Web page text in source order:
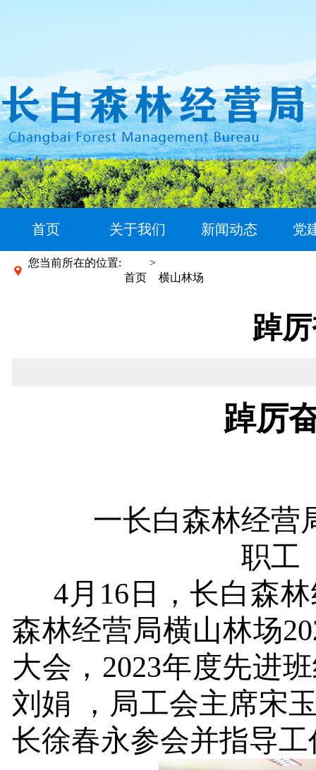
首页 关于我们 新闻动态 党
您当前所在的位置: 首页 > 横山林场
踔
踔厉
一长白森林经营
职工
4月 16 日，长白森
森林经营局横山林场
大会 ， 2023年度先进
刘娟 ，局工会主席宋
长徐春永参会并指导工